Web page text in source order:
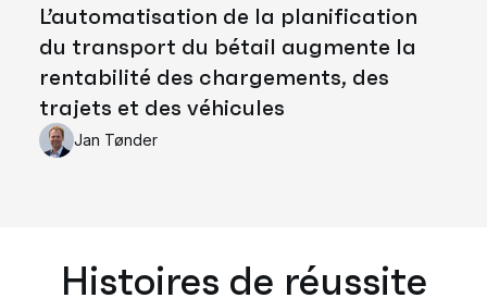
L’automatisation de la planification
du transport du bétail augmente la
rentabilité des chargements, des
trajets et des véhicules
Jan Tønder
Histoires de réussite